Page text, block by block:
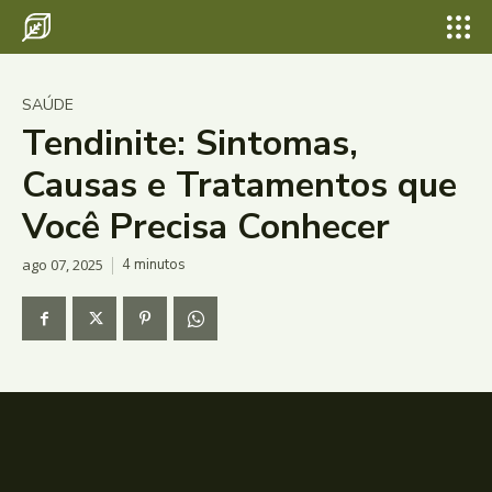
SAÚDE
Tendinite: Sintomas,
Causas e Tratamentos que
Você Precisa Conhecer
ago 07, 2025 4minutos